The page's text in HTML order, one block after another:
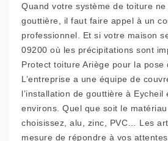
Quand votre système de toiture
gouttière, il faut faire appel à un
professionnel. Et si votre maison
09200 où les précipitations sont
Protect toiture Ariège pour la pose
L’entreprise a une équipe de
l’installation de gouttière à Eycheil
environs. Quel que soit le
choisissez, alu, zinc, PVC… Les
mesure de répondre à vos